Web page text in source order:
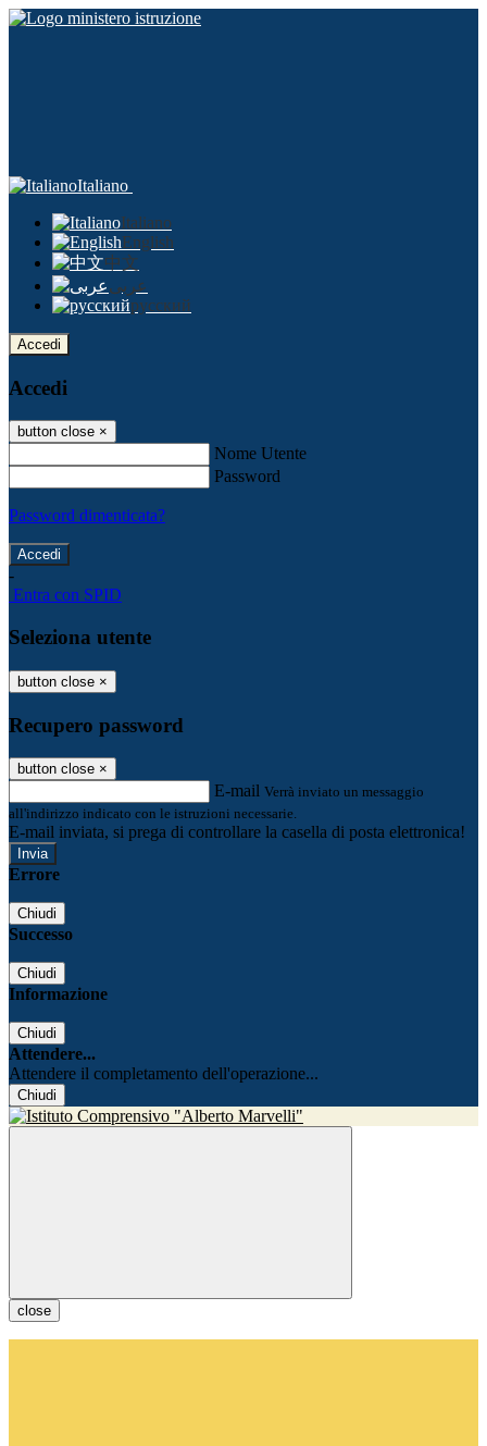
Italiano
Italiano
English
中文
عربى
русский
Accedi
Accedi
button close ×
Nome Utente
Password
Password dimenticata?
-
Entra con SPID
Seleziona utente
button close ×
Recupero password
button close ×
E-mail Verrà inviato un messaggio
all'indirizzo indicato con le istruzioni necessarie.
E-mail inviata, si prega di controllare la casella di posta elettronica!
Errore
Chiudi
Successo
Chiudi
Informazione
Chiudi
Attendere...
Attendere il completamento dell'operazione...
Chiudi
close